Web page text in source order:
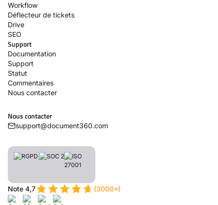
Workflow
Déflecteur de tickets
Drive
SEO
Support
Documentation
Support
Statut
Commentaires
Nous contacter
Nous contacter
support@document360.com
Note 4,7 (3000+)